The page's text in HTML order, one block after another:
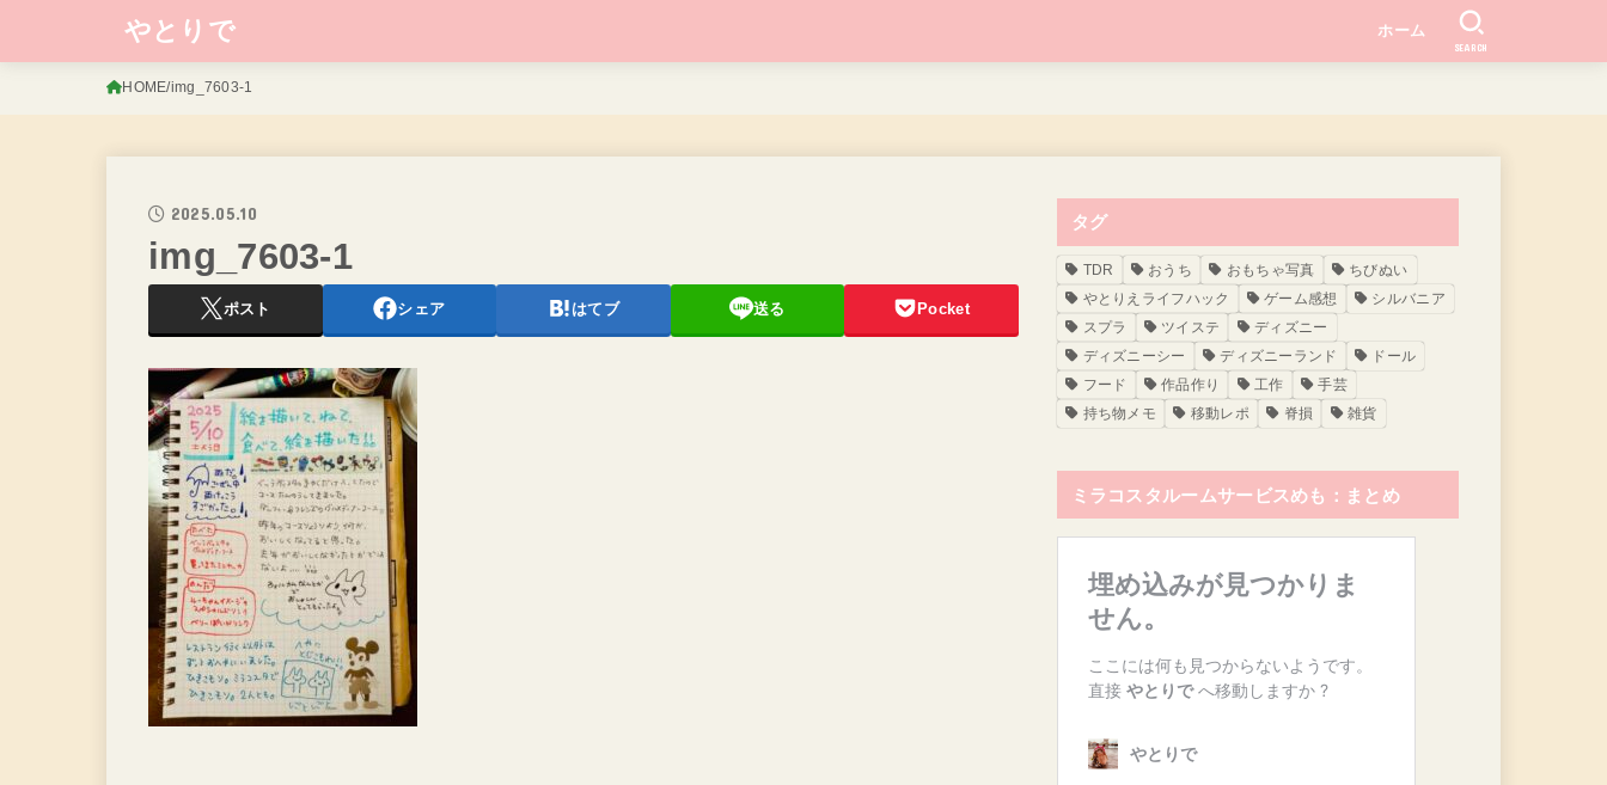
やとりで ホーム
SEARCH
HOME img_7603-1
2025.05.10
img_7603-1
ポスト シェア はてブ 送る Pocket
タグ
TDR おうち おもちゃ写真
ちびぬい
やとりえライフハック
ゲーム感想
シルバニア
スプラ
ツイステ
ディズニー
ディズニーシー
ディズニーランド
ドール
フード
作品作り 工作
手芸
持ち物メモ
移動レポ 脊損 雑貨
ミラコスタルームサービスめも：まとめ